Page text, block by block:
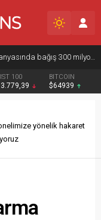
YENİ Parti’nin dayanışma kampanyasında bağış 300 milyon lirayı aştı
100 BITCOIN
$64939
yönelik hakaret